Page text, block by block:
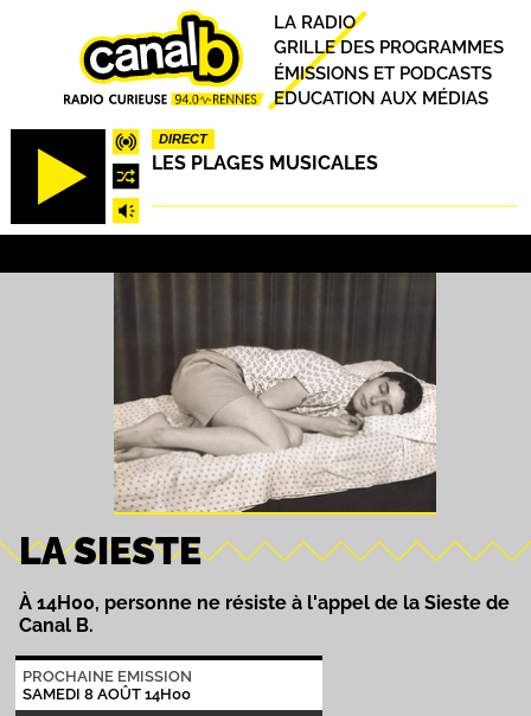
DIRECT
LES PLAGES MUSICALES
Principal
LA RADIO
GRILLE DES PROGRAMMES
ÉMISSIONS ET PODCASTS
EDUCATION AUX MÉDIAS
LA SIESTE
À 14H00, personne ne résiste à l'appel de la Sieste de
Canal B.
PROCHAINE EMISSION
SAMEDI 8 AOÛT 14H00